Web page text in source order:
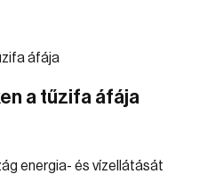
a tűzifa áfája